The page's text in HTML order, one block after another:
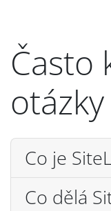
Často
otázky
Co je
Co dělá